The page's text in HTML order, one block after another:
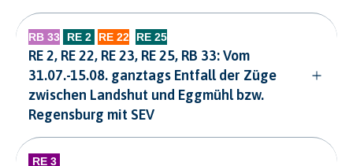
RE 2, RE 22, RE 23, RE 25, RB 33: Vom
31.07.-15.08. ganztags Entfall der Züge
zwischen Landshut und Eggmühl bzw.
Regensburg mit SEV